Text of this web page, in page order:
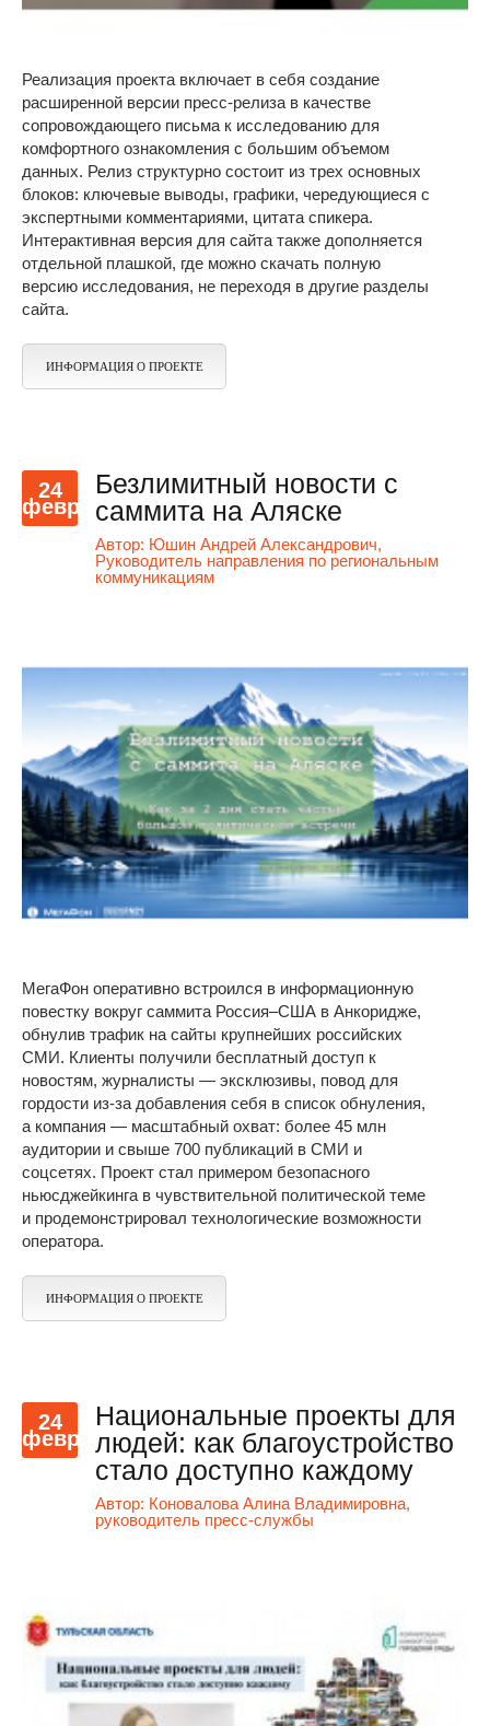
Реализация проекта включает в себя создание
расширенной версии пресс-релиза в качестве
сопровождающего письма к исследованию для
комфортного ознакомления с большим объемом
данных. Релиз структурно состоит из трех основных
блоков: ключевые выводы, графики, чередующиеся с
экспертными комментариями, цитата спикера.
Интерактивная версия для сайта также дополняется
отдельной плашкой, где можно скачать полную
версию исследования, не переходя в другие разделы
сайта.
ИНФОРМАЦИЯ О ПРОЕКТЕ
24
февр
Безлимитный новости с
саммита на Аляске
Автор: Юшин Андрей Александрович,
Руководитель направления по региональным
коммуникациям
МегаФон оперативно встроился в информационную
повестку вокруг саммита Россия–США в Анкоридже,
обнулив трафик на сайты крупнейших российских
СМИ. Клиенты получили бесплатный доступ к
новостям, журналисты — эксклюзивы, повод для
гордости из-за добавления себя в список обнуления,
а компания — масштабный охват: более 45 млн
аудитории и свыше 700 публикаций в СМИ и
соцсетях. Проект стал примером безопасного
ньюсджейкинга в чувствительной политической теме
и продемонстрировал технологические возможности
оператора.
ИНФОРМАЦИЯ О ПРОЕКТЕ
24
февр
Национальные проекты для
людей: как благоустройство
стало доступно каждому
Автор: Коновалова Алина Владимировна,
руководитель пресс-службы